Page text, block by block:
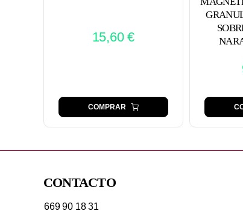
15,60€
COMPRAR
CONTACTO
669 90 18 31